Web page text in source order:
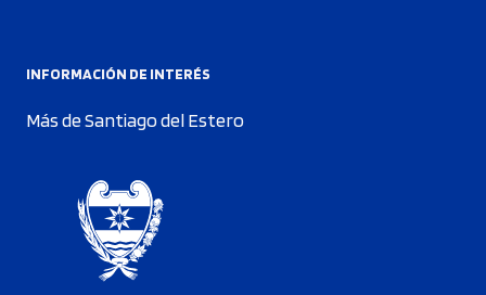
INFORMACIÓN DE INTERÉS
Más de Santiago del Estero